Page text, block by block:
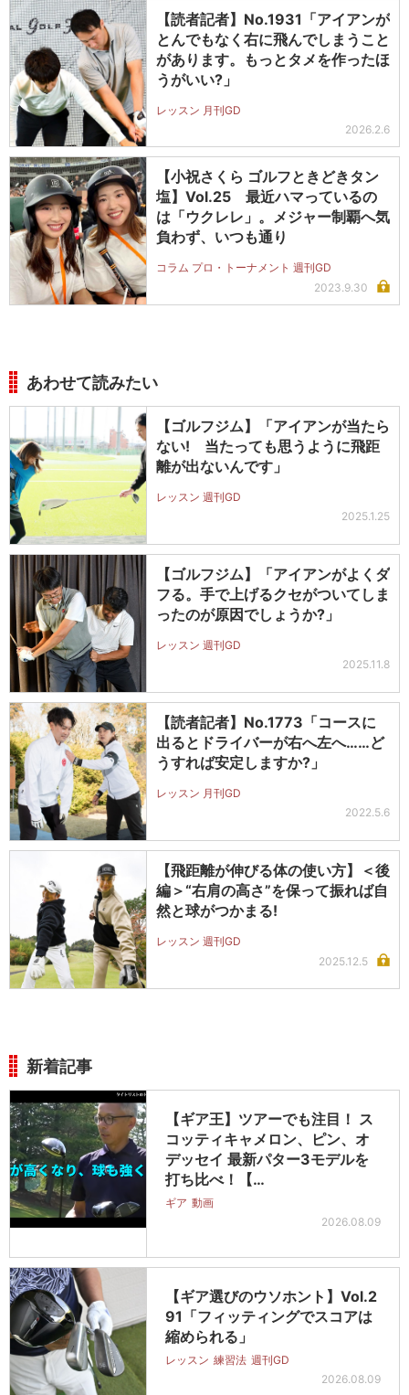
【読者記者】No.1931「アイアンが
とんでもなく右に飛んでしまうこと
があります。もっとタメを作ったほ
うがいい?」
レッスン 月刊GD
2026.2.6
【小祝さくら ゴルフときどきタン
塩】Vol.25 最近ハマっているの
は「ウクレレ」。メジャー制覇へ気
負わず、いつも通り
コラム プロ・トーナメント 週刊GD
2023.9.30
あわせて読みたい
【ゴルフジム】「アイアンが当たら
ない! 当たっても思うように飛距
離が出ないんです」
レッスン 週刊GD
2025.1.25
【ゴルフジム】「アイアンがよくダ
フる。手で上げるクセがついてしま
ったのが原因でしょうか?」
レッスン 週刊GD
2025.11.8
【読者記者】No.1773「コースに
出るとドライバーが右へ左へ……ど
うすれば安定しますか?」
レッスン 月刊GD
2022.5.6
【飛距離が伸びる体の使い方】＜後
編＞“右肩の高さ”を保って振れば自
然と球がつかまる!
レッスン 週刊GD
2025.12.5
新着記事
【ギア王】ツアーでも注目！ ス
コッティキャメロン、ピン、オ
デッセイ 最新パター3モデルを
打ち比べ！【…
ギア 動画
2026.08.09
【ギア選びのウソホント】Vol.2
91「フィッティングでスコアは
縮められる」
レッスン 練習法 週刊GD
2026.08.09